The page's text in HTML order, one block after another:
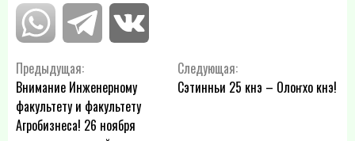
Навигация
по
Предыдущая:
Внимание Инженерному
факультету и факультету
Агробизнеса! 26 ноября
Следующая:
Сэтинньи 25 күнэ – Олоҥхо күнэ!